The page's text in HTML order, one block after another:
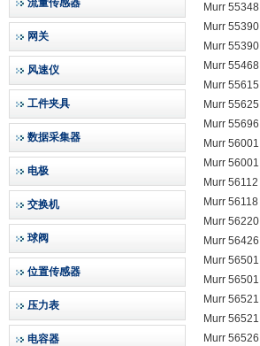
流量传感器
网关
风速仪
工件夹具
数据采集器
电极
交换机
球阀
位置传感器
压力表
电容器
Murr 55348
Murr 55390
Murr 55390
Murr 55468
Murr 55615
Murr 55625
Murr 55696
Murr 56001
Murr 56001
Murr 56112
Murr 56118
Murr 56220
Murr 56426
Murr 56501
Murr 56501
Murr 56521
Murr 56521
Murr 56526